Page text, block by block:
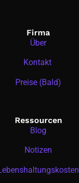
Firma
Über
Kontakt
Preise (Bald)
Ressourcen
Blog
Notizen